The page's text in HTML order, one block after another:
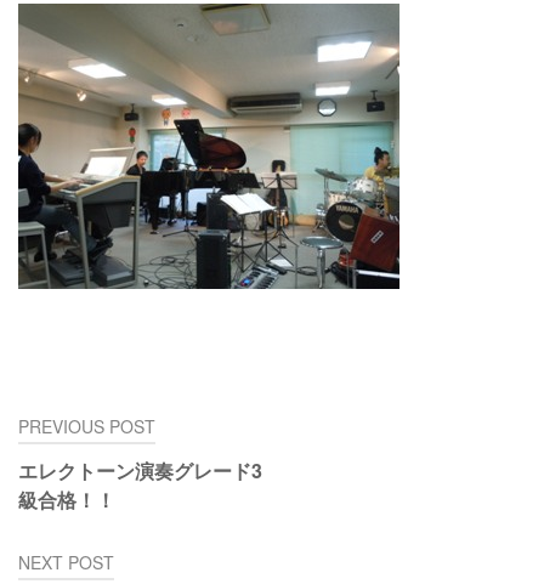
投
稿
ナ
ビ
ー
PREVIOUS POST
エレクトーン演奏グレード3
級合格！！
NEXT POST